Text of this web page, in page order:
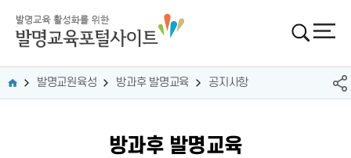
발명교원육성 방과후 발명교육 공지사항
방과후 발명교육